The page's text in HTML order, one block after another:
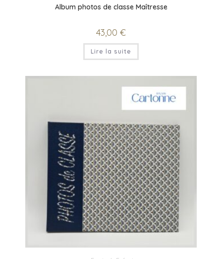
Album photos de classe Maîtresse
43,00 €
Lire la suite